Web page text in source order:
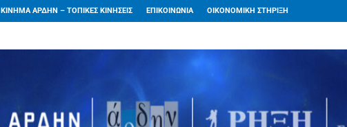
ΚΙΝΗΜΑ ΑΡΔΗΝ – ΤΟΠΙΚΕΣ ΚΙΝΗΣΕΙΣ ΕΠΙΚΟΙΝΩΝΙΑ ΟΙΚΟΝΟΜΙΚΗ ΣΤΗΡΙΞΗ